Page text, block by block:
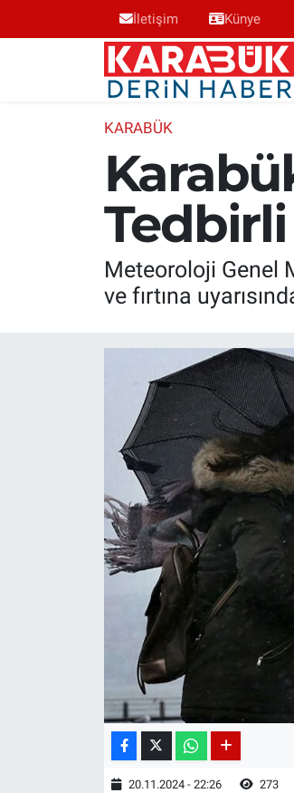
İletişim Künye
KARABÜK
Meteoroloji Genel
ve fırtına
20.11.2024 - 22:26 273
Karabük Nöbetçi Eczaneler
Karabük Hava Durumu
Karabük Trafik Yoğunluk Haritası
Süper Lig Puan Durumu ve Fikstür
Son Dakika Haberleri
Haber Arşivi